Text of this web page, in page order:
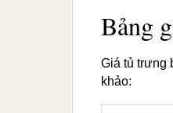
Bảng
Giá tủ trưng
khảo: